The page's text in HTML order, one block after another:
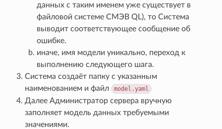
данных с таким именем уже существует в
файловой системе СМЭВ QL), то Система
выводит соответствующее сообщение об
ошибке.
иначе, имя модели уникально, переход к
выполнению следующего шага.
Система создаёт папку с указанным
наименованием и файл
model.yaml
Далее Администратор сервера вручную
заполняет модель данных требуемыми
значениями.